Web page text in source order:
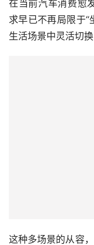
求早已不再局限于“
生活场景中灵活切
这种多场景的从容